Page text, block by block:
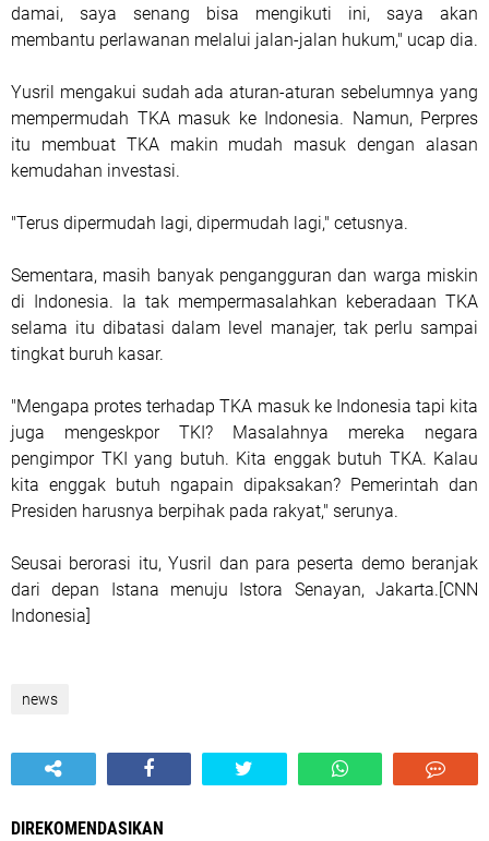
damai, saya senang bisa mengikuti ini, saya akan
membantu perlawanan melalui jalan-jalan hukum," ucap dia.
Yusril mengakui sudah ada aturan-aturan sebelumnya yang
mempermudah TKA masuk ke Indonesia. Namun, Perpres
itu membuat TKA makin mudah masuk dengan alasan
kemudahan investasi.
"Terus dipermudah lagi, dipermudah lagi," cetusnya.
Sementara, masih banyak pengangguran dan warga miskin
di Indonesia. Ia tak mempermasalahkan keberadaan TKA
selama itu dibatasi dalam level manajer, tak perlu sampai
tingkat buruh kasar.
"Mengapa protes terhadap TKA masuk ke Indonesia tapi kita
juga mengeskpor TKI? Masalahnya mereka negara
pengimpor TKI yang butuh. Kita enggak butuh TKA. Kalau
kita enggak butuh ngapain dipaksakan? Pemerintah dan
Presiden harusnya berpihak pada rakyat," serunya.
Seusai berorasi itu, Yusril dan para peserta demo beranjak
dari depan Istana menuju Istora Senayan, Jakarta.[CNN
Indonesia]
news
DIREKOMENDASIKAN